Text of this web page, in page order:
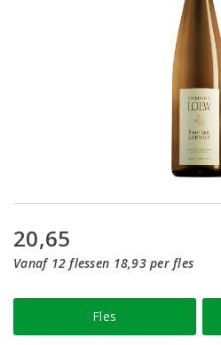
20,65
Vanaf 12 flessen 18,93 per fles
Fles